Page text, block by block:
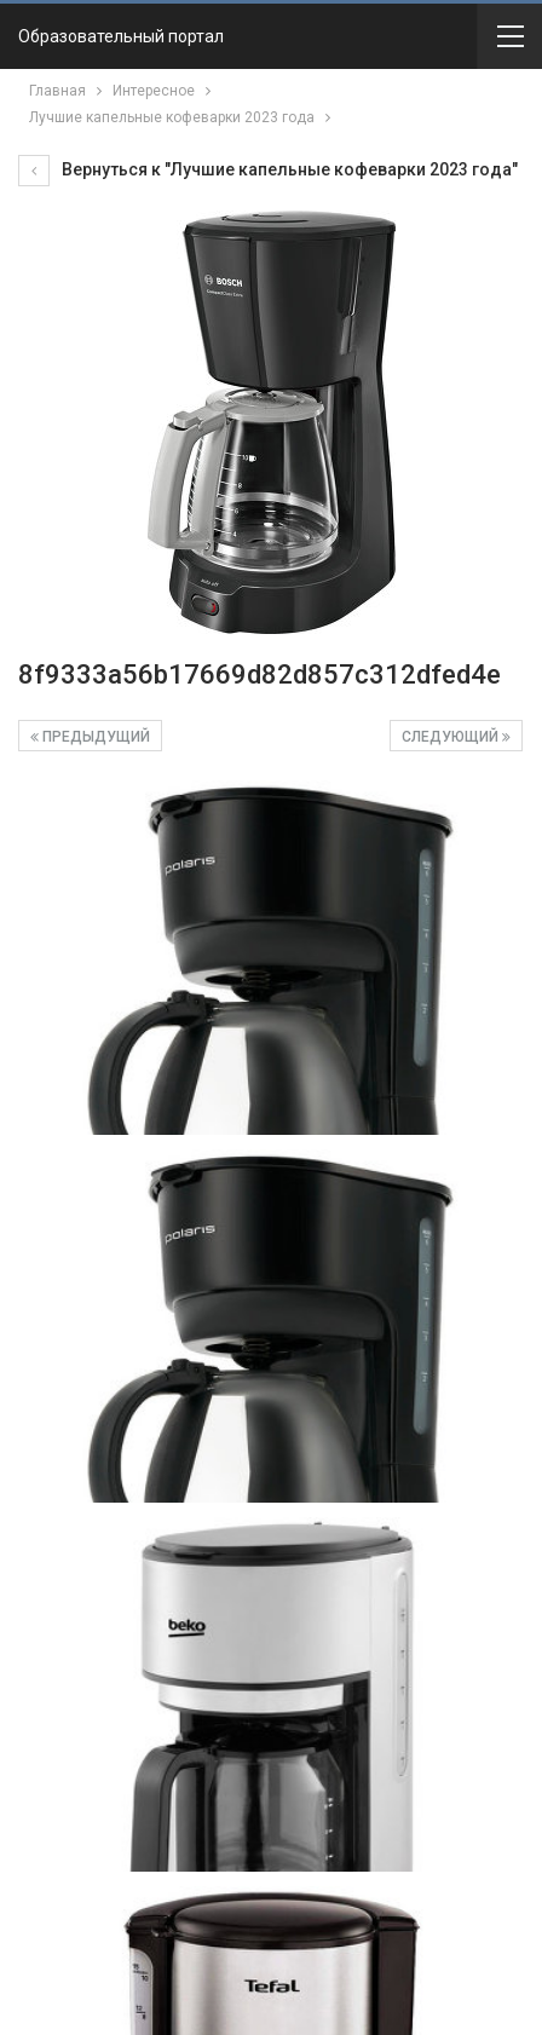
Образовательный портал
Главная
Интересное
Лучшие капельные кофеварки 2023 года
Вернуться к "Лучшие капельные кофеварки 2023 года"
8f9333a56b17669d82d857c312dfed4e
СЛЕДУЮЩИЙ
ПРЕДЫДУЩИЙ